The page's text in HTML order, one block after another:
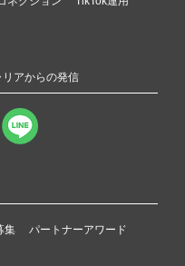
アからの発信
集 パートナーアワード